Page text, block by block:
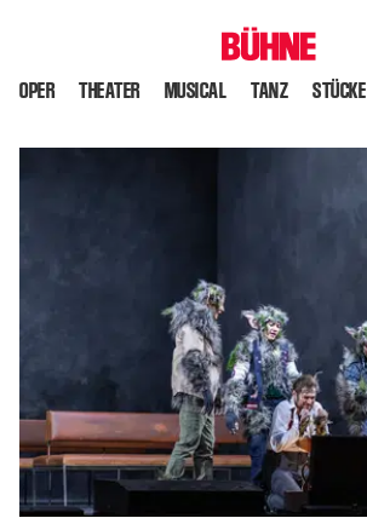
OPER THEATER MUSICAL TANZ STÜCKE